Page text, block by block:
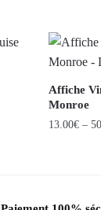
Affiche
Monroe
13.00€–